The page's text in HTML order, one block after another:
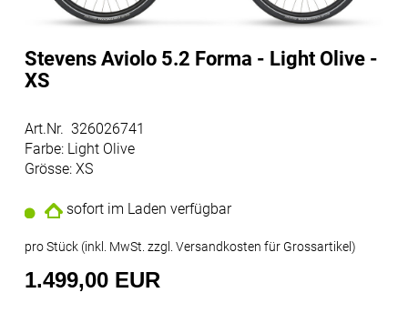
Stevens Aviolo 5.2 Forma - Light Olive -
XS
Art.Nr. 326026741
Farbe: Light Olive
Grösse: XS
sofort im Laden verfügbar
pro Stück (inkl. MwSt. zzgl. Versandkosten für Grossartikel)
1.499,00 EUR